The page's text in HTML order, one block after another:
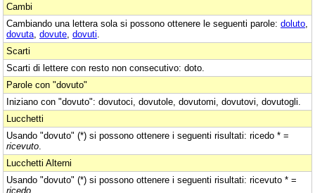
Cambi
Cambiando una lettera sola si possono ottenere le seguenti parole: doluto
dovuta dovute dovuti
Scarti
Scarti di lettere con resto non consecutivo: doto.
Parole con "dovuto"
Iniziano con "dovuto": dovutoci, dovutole, dovutomi, dovutovi, dovutogli.
Lucchetti
Usando "dovuto" (*) si possono ottenere i seguenti risultati: ricedo * =
ricevuto
Lucchetti Alterni
Usando "dovuto" (*) si possono ottenere i seguenti risultati: ricevuto * =
ricedo